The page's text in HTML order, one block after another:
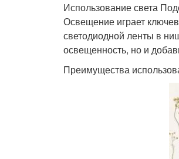
Использование света
Освещение играет
светодиодной ленты в
освещенность, но и
Преимущества